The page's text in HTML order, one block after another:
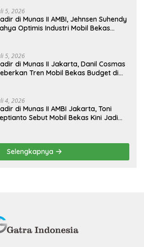
5, 2026
di Munas II AMBI, Jehnsen Suhendy
Optimis Industri Mobil Bekas
5, 2026
di Munas II Jakarta, Danil Cosmas
Tren Mobil Bekas Budget di
4, 2026
di Munas II AMBI Jakarta, Toni
Sebut Mobil Bekas Kini Jadi
Selengkapnya